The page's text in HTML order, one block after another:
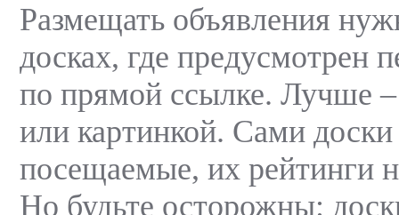
Размещать объявления
досках, где предусмотрен
по прямой ссылке. Лучше
или картинкой. Сами
посещаемые, их рейтинги
Но будьте осторожны: